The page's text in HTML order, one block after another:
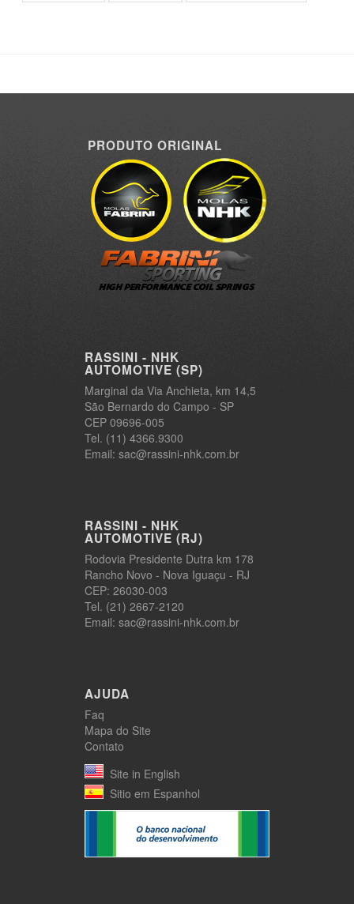
PRODUTO ORIGINAL
RASSINI - NHK
AUTOMOTIVE (SP)
Marginal da Via Anchieta, km 14,5
São Bernardo do Campo - SP
CEP 09696-005
Tel. (11) 4366.9300
Email: sac@rassini-nhk.com.br
RASSINI - NHK
AUTOMOTIVE (RJ)
Rodovia Presidente Dutra km 178
Rancho Novo - Nova Iguaçu - RJ
CEP: 26030-003
Tel. (21) 2667-2120
Email: sac@rassini-nhk.com.br
AJUDA
Faq
Mapa do Site
Contato
Site in English
Sitio em Espanhol